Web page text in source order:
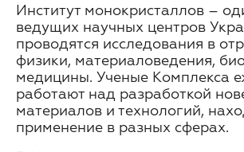
Институт монокристаллов –
ведущих научных центров
проводятся исследования в
физики, материаловедения,
медицины. Ученые Комплекса
работают над разработкой
материалов и технологий,
применение в разных сферах.